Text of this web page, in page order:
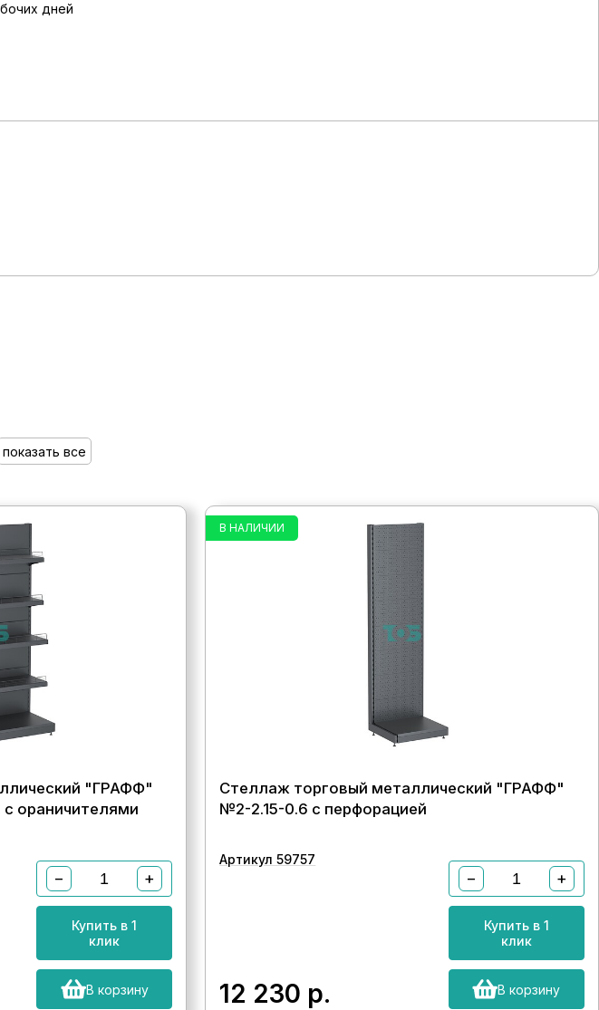
дней
показать все
"ГРАФФ"
ораничителями
− +
Купить в 1
клик
В корзину
В НАЛИЧИИ
Стеллаж торговый металлический "ГРАФФ"
№2-2.15-0.6 с перфорацией
Артикул 59757
12 230 р.
− +
Купить в 1
клик
В корзину